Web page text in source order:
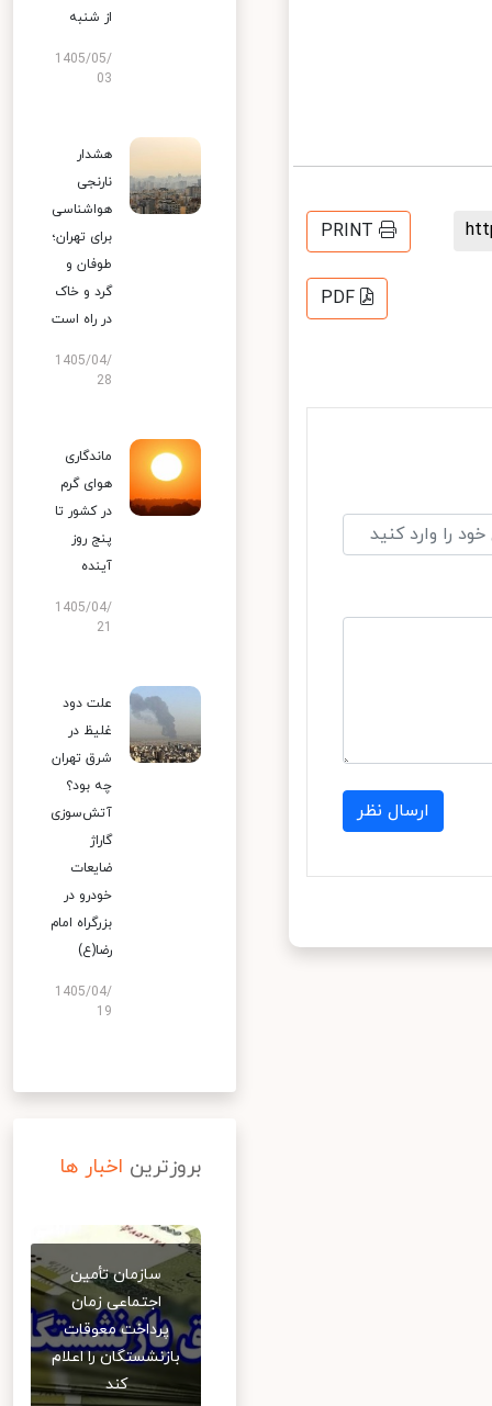
PRINT
PDF
ارسال نظر
از شنبه
1405/05/
03
هشدار
نارنجی
هواشناسی
برای تهران؛
طوفان و
گرد و خاک
در راه است
1405/04/
28
ماندگاری
هوای گرم
در کشور تا
پنج روز
آینده
1405/04/
علت دود
غلیظ در
شرق تهران
چه بود؟
آتش‌سوزی
گاراژ
ضایعات
خودرو در
بزرگراه امام
رضا(ع)
1405/04/
19
بروزترین اخبار ها
سازمان تأمین
اجتماعی زمان
پرداخت معوقات
بازنشستگان را اعلام
کند